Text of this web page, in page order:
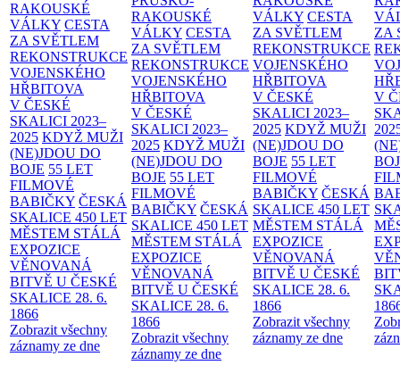
RAKOUSKÉ
VÁLKY CESTA
ZA SVĚTLEM
REKONSTRUKCE
VOJENSKÉHO
HŘBITOVA
V ČESKÉ
SKALICI 2023–
2025 KDYŽ MUŽI
(NE)JDOU DO
BOJE 55 LET
FILMOVÉ
BABIČKY ČESKÁ
SKALICE 450 LET
MĚSTEM STÁLÁ
EXPOZICE
VĚNOVANÁ
BITVĚ U ČESKÉ
SKALICE 28. 6.
1866
Zobrazit všechny
záznamy ze dne
RAKOUSKÉ
VÁLKY CESTA
ZA SVĚTLEM
REKONSTRUKCE
VOJENSKÉHO
HŘBITOVA
V ČESKÉ
SKALICI 2023–
2025 KDYŽ MUŽI
(NE)JDOU DO
BOJE 55 LET
FILMOVÉ
BABIČKY ČESKÁ
SKALICE 450 LET
MĚSTEM STÁLÁ
EXPOZICE
VĚNOVANÁ
BITVĚ U ČESKÉ
SKALICE 28. 6.
1866
Zobrazit všechny
záznamy ze dne
VÁLKY CESTA
ZA SVĚTLEM
REKONSTRUKCE
VOJENSKÉHO
HŘBITOVA
V ČESKÉ
SKALICI 2023–
2025 KDYŽ MUŽI
(NE)JDOU DO
BOJE 55 LET
FILMOVÉ
BABIČKY ČESKÁ
SKALICE 450 LET
MĚSTEM STÁLÁ
EXPOZICE
VĚNOVANÁ
BITVĚ U ČESKÉ
SKALICE 28. 6.
1866
Zobrazit všechny
záznamy ze dne
ZA
V